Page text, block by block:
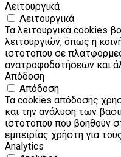
Λειτουργικά
Λειτουργικά
Τα λειτουργικά cookies
λειτουργιών, όπως η
ιστότοπου σε
ανατροφοδοτήσεων και
Απόδοση
Απόδοση
Τα cookies απόδοσης
και την ανάλυση των
ιστότοπου που βοηθούν
εμπειρίας χρήστη για
Analytics